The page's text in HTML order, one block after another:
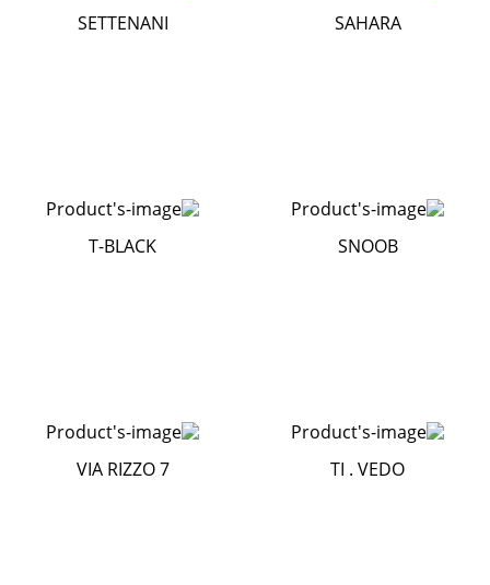
SAHARA
SETTENANI
SNOOB
T-BLACK
TI . VEDO
VIA RIZZO 7